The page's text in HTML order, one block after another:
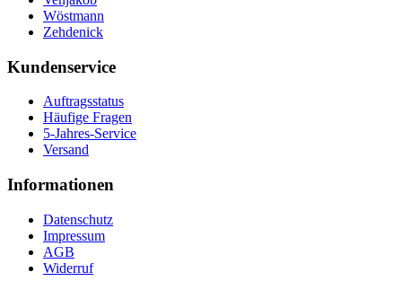
Wöstmann
Zehdenick
Kundenservice
Auftragsstatus
Häufige Fragen
5-Jahres-Service
Versand
Informationen
Datenschutz
Impressum
AGB
Widerruf